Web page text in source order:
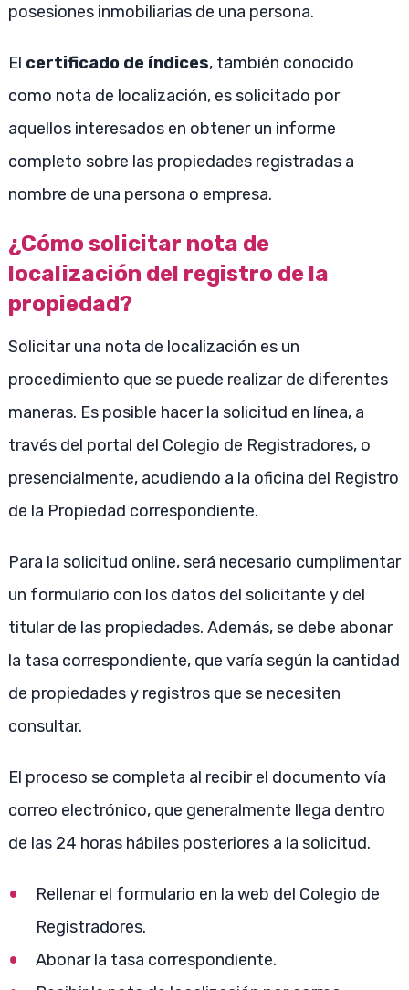
posesiones inmobiliarias de una persona.
El certificado de índices, también conocido
como nota de localización, es solicitado por
aquellos interesados en obtener un informe
completo sobre las propiedades registradas a
nombre de una persona o empresa.
¿Cómo solicitar nota de
localización del registro de la
propiedad?
Solicitar una nota de localización es un
procedimiento que se puede realizar de diferentes
maneras. Es posible hacer la solicitud en línea, a
través del portal del Colegio de Registradores, o
presencialmente, acudiendo a la oficina del Registro
de la Propiedad correspondiente.
Para la solicitud online, será necesario cumplimentar
un formulario con los datos del solicitante y del
titular de las propiedades. Además, se debe abonar
la tasa correspondiente, que varía según la cantidad
de propiedades y registros que se necesiten
consultar.
El proceso se completa al recibir el documento vía
correo electrónico, que generalmente llega dentro
de las 24 horas hábiles posteriores a la solicitud.
Rellenar el formulario en la web del Colegio de
Registradores.
Abonar la tasa correspondiente.